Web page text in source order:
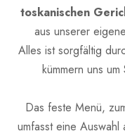
toskanischen
aus unserer
Alles ist sorgfältig
kümmern uns
Das feste Menü,
umfasst eine